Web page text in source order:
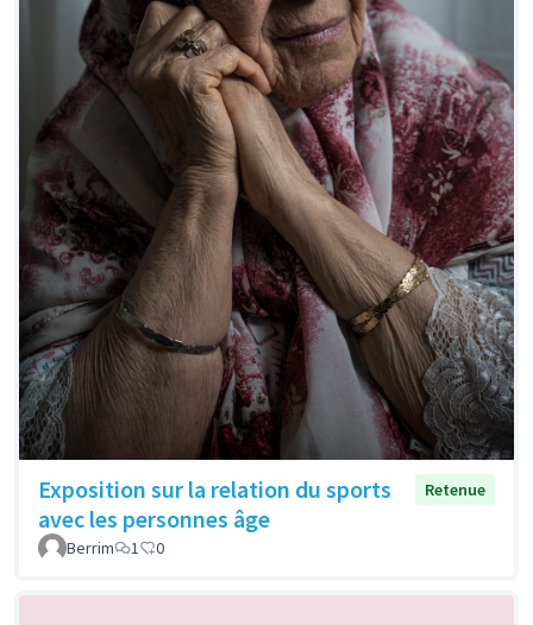
Exposition sur la relation du sports
avec les personnes âge
Retenue
Berrim 1 0